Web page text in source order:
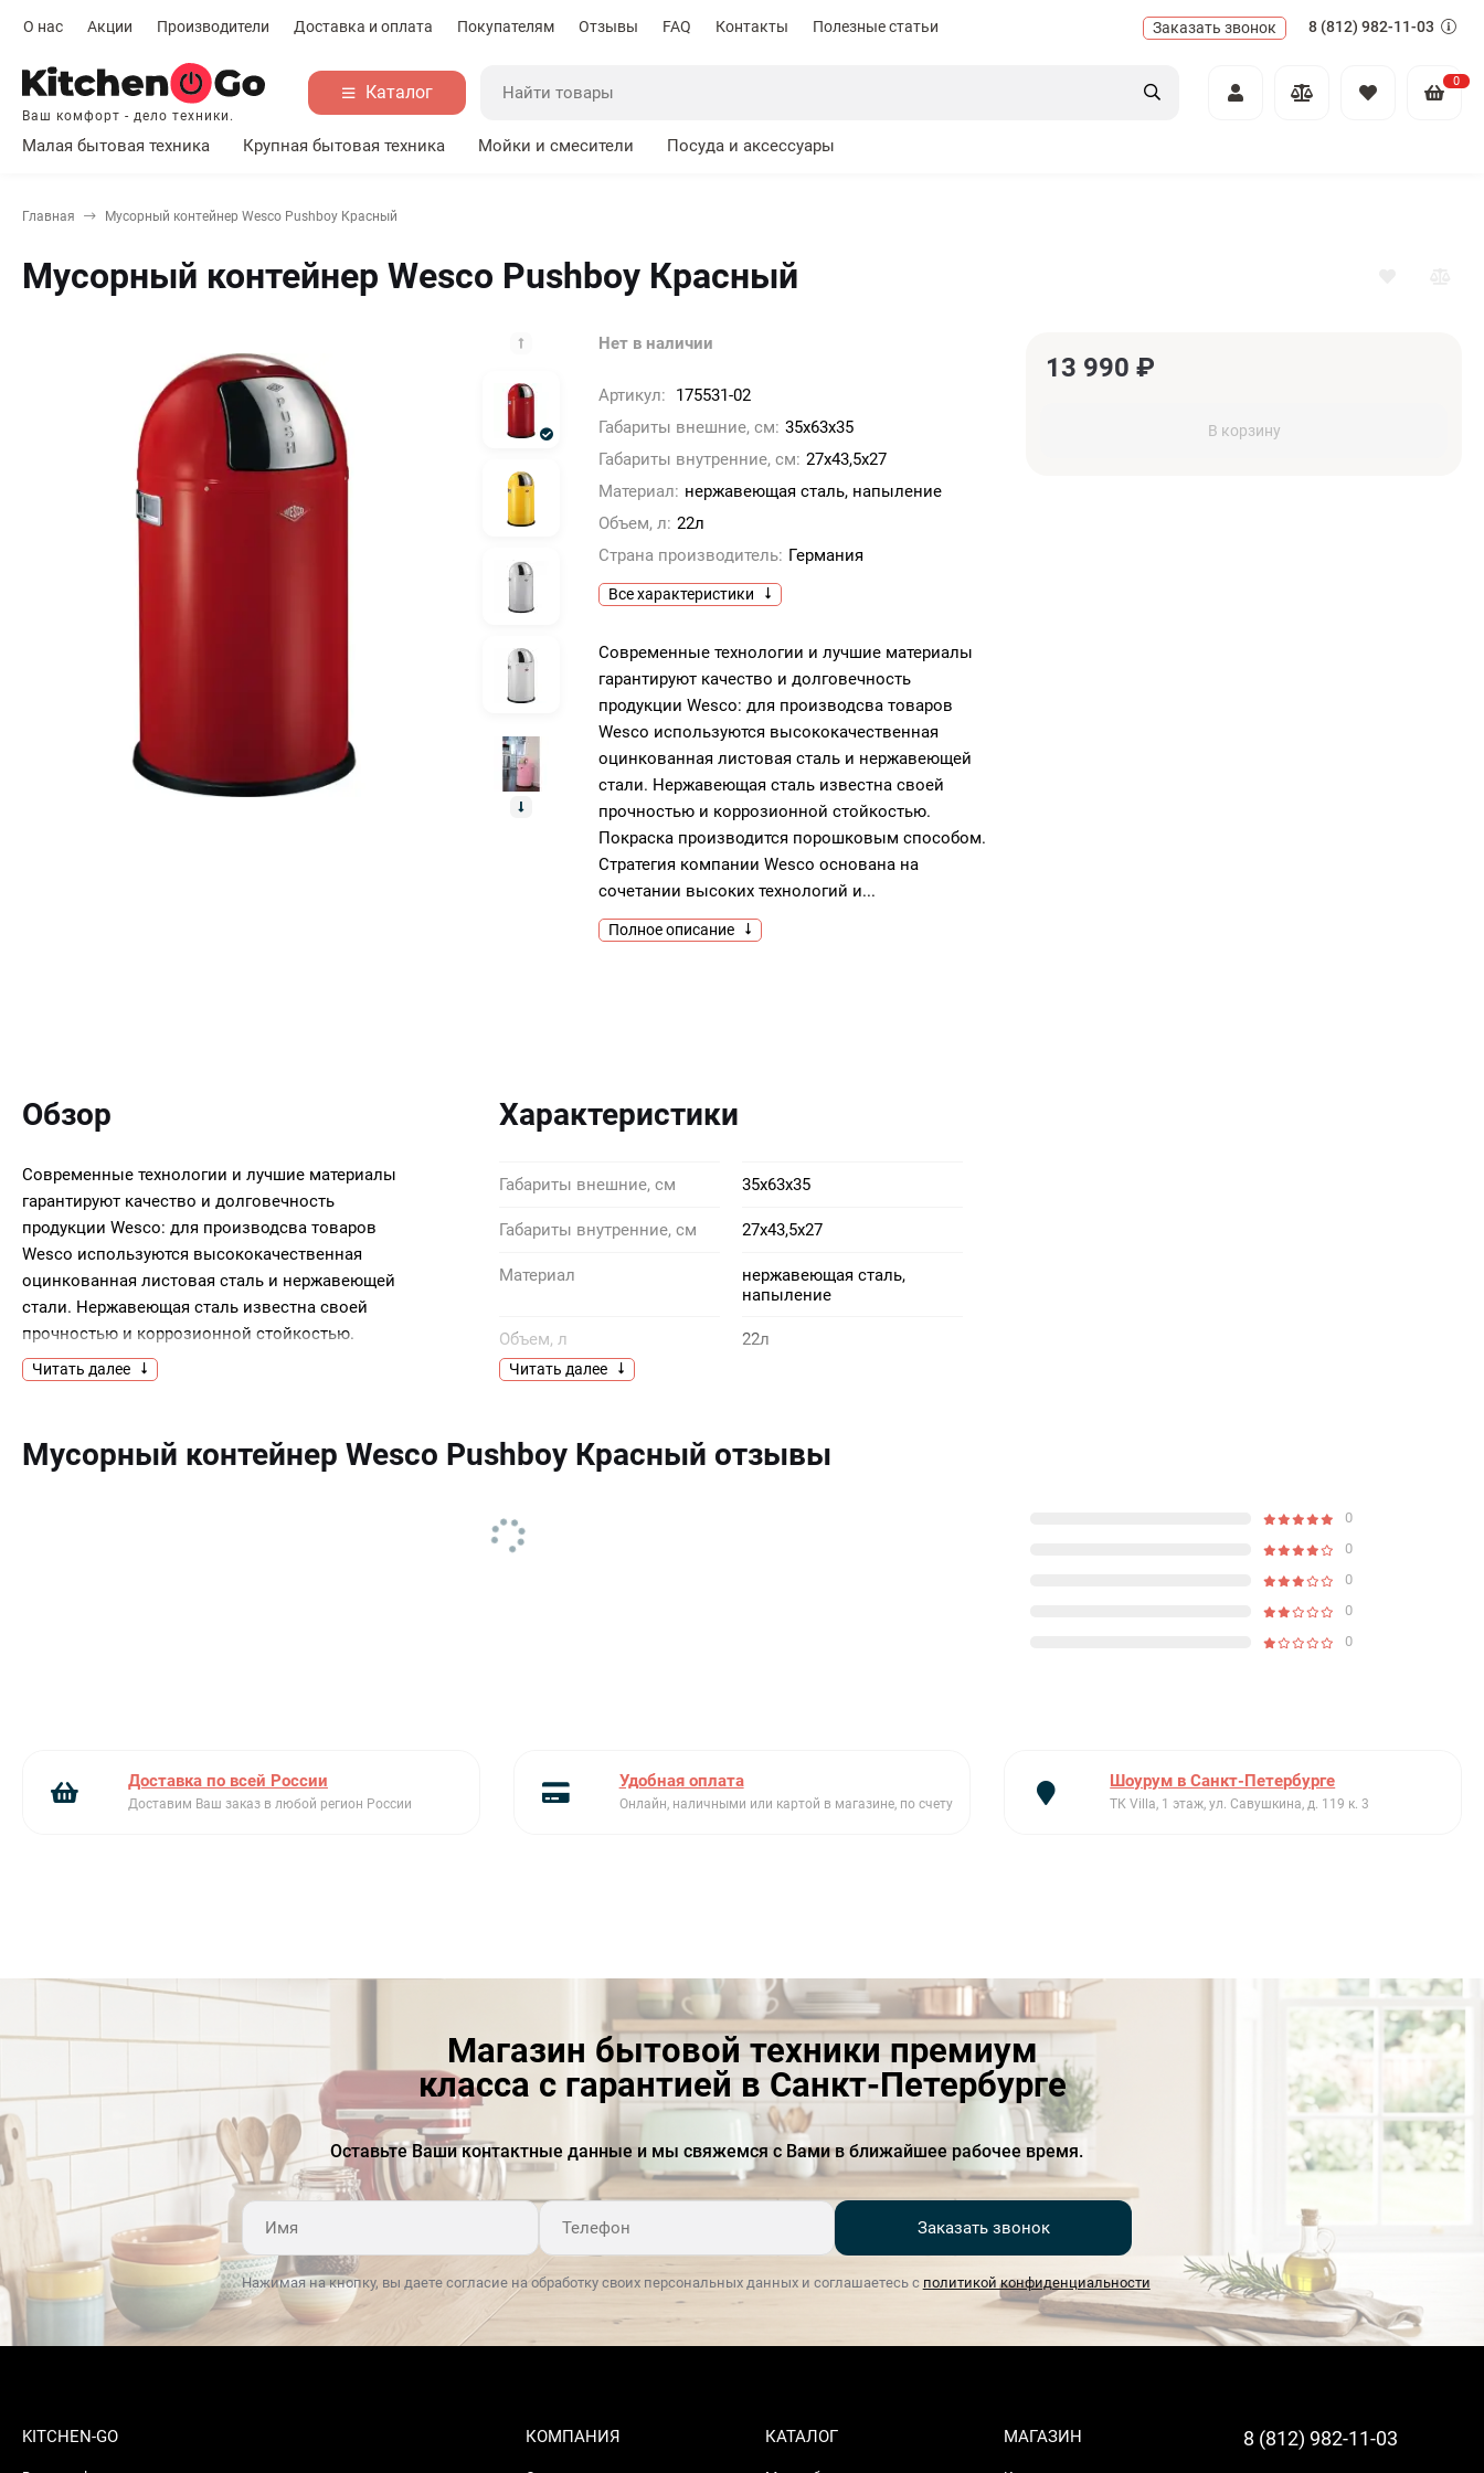
О нас Акции Производители Доставка и оплата Покупателям Отзывы FAQ Контакты Полезные статьи Заказать звонок 8 (812) 982-11-03
Ваш комфорт - дело техники.
Каталог
0
Малая бытовая техника Крупная бытовая техника Мойки и смесители Посуда и аксессуары
Главная Мусорный контейнер Wesco Pushboy Красный
Мусорный контейнер Wesco Pushboy Красный
Нет в наличии
Артикул:
175531-02
Габариты внешние, см: 35х63х35
Габариты внутренние, см: 27х43,5х27
Материал: нержавеющая сталь, напыление
Объем, л: 22л
Страна производитель: Германия
Все характеристики
Современные технологии и лучшие материалы
гарантируют качество и долговечность
продукции Wesco: для производсва товаров
Wesco используются высококачественная
оцинкованная листовая сталь и нержавеющей
стали. Нержавеющая сталь известна своей
прочностью и коррозионной стойкостью.
Покраска производится порошковым способом.
Стратегия компании Wesco основана на
сочетании высоких технологий и...
Полное описание
13 990 ₽
В корзину
Обзор
Современные технологии и лучшие материалы
гарантируют качество и долговечность
продукции Wesco: для производсва товаров
Wesco используются высококачественная
оцинкованная листовая сталь и нержавеющей
стали. Нержавеющая сталь известна своей
прочностью и коррозионной стойкостью.
Покраска производится порошковым способом.
качества : продукты|разработанные на
Читать далее
Характеристики
Габариты внешние, см 35х63х35
Габариты внутренние, см 27х43,5х27
Материал
нержавеющая сталь,
напыление
Объем, л 22л
Страна производитель
Внутренний контейнер
Читать далее
Мусорный контейнер Wesco Pushboy Красный отзывы
0
0
0
0
0
Доставка по всей России
Доставим Ваш заказ в любой регион России
Удобная оплата
Онлайн, наличными или картой в магазине, по счету
Шоурум в Санкт-Петербурге
ТК Villa, 1 этаж, ул. Савушкина, д. 119 к. 3
Магазин бытовой техники премиум
класса с гарантией в Санкт-Петербурге
Оставьте Ваши контактные данные и мы свяжемся с Вами в ближайшее рабочее время.
Заказать звонок
Нажимая на кнопку, вы даете согласие на обработку своих персональных данных и соглашаетесь с политикой конфиденциальности
KITCHEN-GO КОМПАНИЯ КАТАЛОГ МАГАЗИН 8 (812) 982-11-03